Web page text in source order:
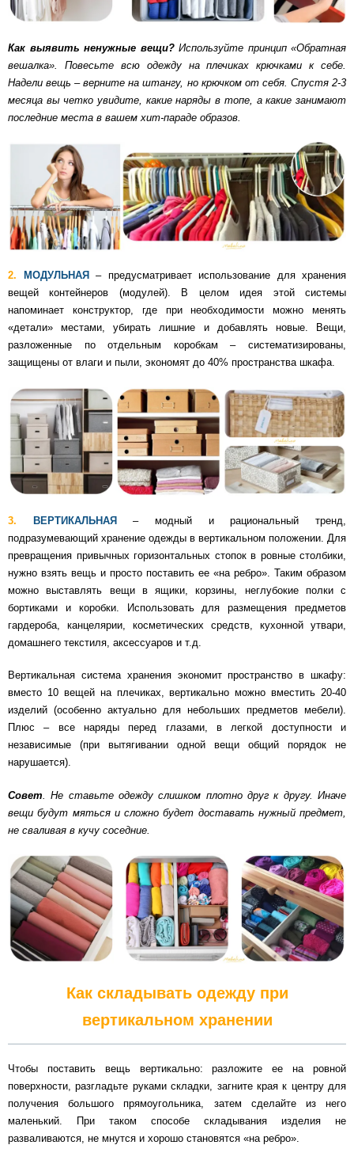
Как выявить ненужные вещи?Используйте принцип «Обратная
вешалка». Повесьте всю одежду на плечиках крючками к себе.
Надели вещь – верните на штангу, но крючком от себя. Спустя 2-3
месяца вы четко увидите, какие наряды в топе, а какие занимают
последние места в вашем хит-параде образов.
2. МОДУЛЬНАЯ – предусматривает использование для хранения
вещей контейнеров (модулей). В целом идея этой системы
напоминает конструктор, где при необходимости можно менять
«детали» местами, убирать лишние и добавлять новые. Вещи,
разложенные по отдельным коробкам – систематизированы,
защищены от влаги и пыли, экономят до 40% пространства шкафа.
3. ВЕРТИКАЛЬНАЯ– модный и рациональный тренд,
подразумевающий хранение одежды в вертикальном положении. Для
превращения привычных горизонтальных стопок в ровные столбики,
нужно взять вещь и просто поставить ее «на ребро». Таким образом
можно выставлять вещи в ящики, корзины, неглубокие полки с
бортиками и коробки. Использовать для размещения предметов
гардероба, канцелярии, косметических средств, кухонной утвари,
домашнего текстиля, аксессуаров и т.д.
Вертикальная система хранения экономит пространство в шкафу:
вместо 10 вещей на плечиках, вертикально можно вместить 20-40
изделий (особенно актуально для небольших предметов мебели).
Плюс – все наряды перед глазами, в легкой доступности и
независимые (при вытягивании одной вещи общий порядок не
нарушается).
Совет . Не ставьте одежду слишком плотно друг к другу. Иначе
вещи будут мяться и сложно будет доставать нужный предмет,
не сваливая в кучу соседние.
Как складывать одежду при
вертикальном хранении
Чтобы поставить вещь вертикально: разложите ее на ровной
поверхности, разгладьте руками складки, загните края к центру для
получения большого прямоугольника, затем сделайте из него
маленький. При таком способе складывания изделия не
разваливаются, не мнутся и хорошо становятся «на ребро».